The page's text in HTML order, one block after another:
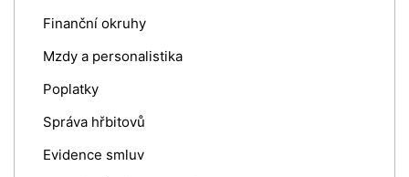
Finanční okruhy
Mzdy a personalistika
Poplatky
Správa hřbitovů
Evidence smluv